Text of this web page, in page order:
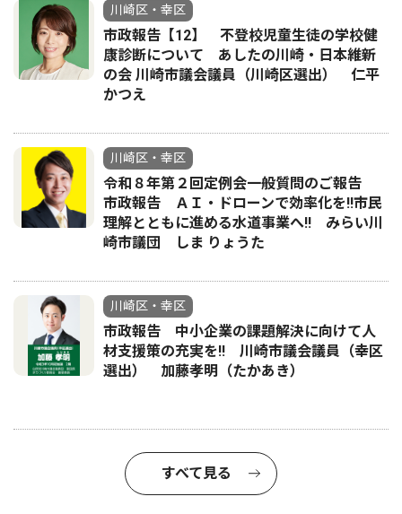
川崎区・幸区
市政報告【12】 不登校児童生徒の学校健
康診断について あしたの川崎・日本維新
の会 川崎市議会議員（川崎区選出） 仁平
かつえ
川崎区・幸区
令和８年第２回定例会一般質問のご報告
市政報告 ＡＩ・ドローンで効率化を!!市民
理解とともに進める水道事業へ!! みらい川
崎市議団 しま りょうた
川崎区・幸区
市政報告 中小企業の課題解決に向けて人
材支援策の充実を!! 川崎市議会議員（幸区
選出） 加藤孝明（たかあき）
すべて見る